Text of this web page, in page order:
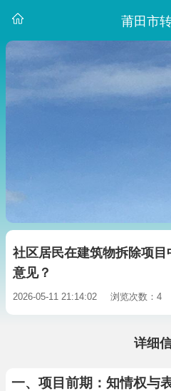
莆田市
社区居民在建筑物拆除项
意见？
2026-05-11 21:14:02 浏览次数：4
详细
一、项目前期：知情权与